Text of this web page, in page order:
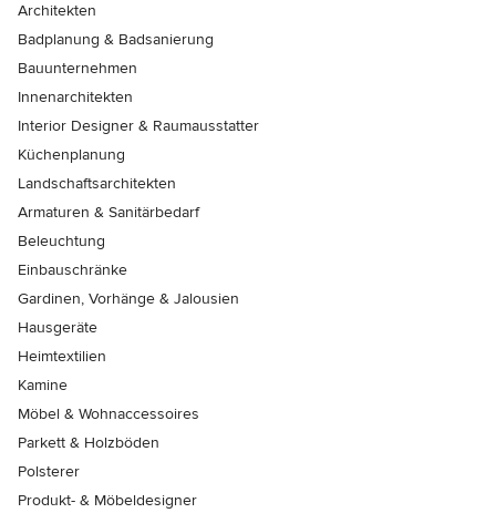
Architekten
Badplanung & Badsanierung
Bauunternehmen
Innenarchitekten
Interior Designer & Raumausstatter
Küchenplanung
Landschaftsarchitekten
Armaturen & Sanitärbedarf
Beleuchtung
Einbauschränke
Gardinen, Vorhänge & Jalousien
Hausgeräte
Heimtextilien
Kamine
Möbel & Wohnaccessoires
Parkett & Holzböden
Polsterer
Produkt- & Möbeldesigner